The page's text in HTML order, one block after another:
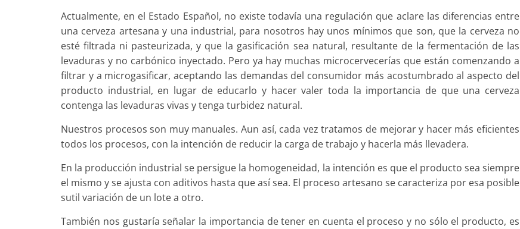
Actualmente, en el Estado Español, no existe todavía una regulación que aclare las diferencias entre
una cerveza artesana y una industrial, para nosotros hay unos mínimos que son, que la cerveza no
esté filtrada ni pasteurizada, y que la gasificación sea natural, resultante de la fermentación de las
levaduras y no carbónico inyectado. Pero ya hay muchas microcervecerías que están comenzando a
filtrar y a microgasificar, aceptando las demandas del consumidor más acostumbrado al aspecto del
producto industrial, en lugar de educarlo y hacer valer toda la importancia de que una cerveza
contenga las levaduras vivas y tenga turbidez natural.
Nuestros procesos son muy manuales. Aun así, cada vez tratamos de mejorar y hacer más eficientes
todos los procesos, con la intención de reducir la carga de trabajo y hacerla más llevadera.
En la producción industrial se persigue la homogeneidad, la intención es que el producto sea siempre
el mismo y se ajusta con aditivos hasta que así sea. El proceso artesano se caracteriza por esa posible
sutil variación de un lote a otro.
También nos gustaría señalar la importancia de tener en cuenta el proceso y no sólo el producto, es